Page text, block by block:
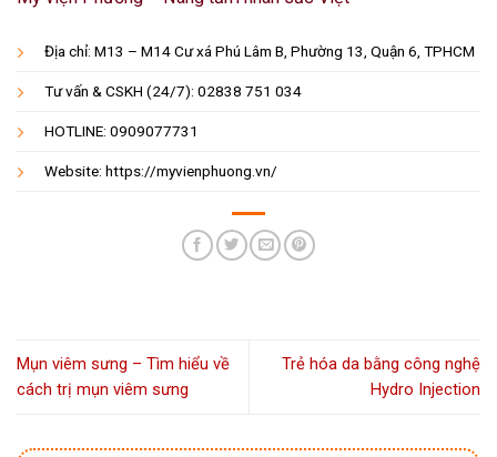
Địa chỉ: M13 – M14 Cư xá Phú Lâm B, Phường 13, Quận 6, TPHCM
Tư vấn & CSKH (24/7): 02838 751 034
HOTLINE: 0909077731
Website: https://myvienphuong.vn/
Mụn viêm sưng – Tìm hiểu về
cách trị mụn viêm sưng
Trẻ hóa da bằng công nghệ
Hydro Injection